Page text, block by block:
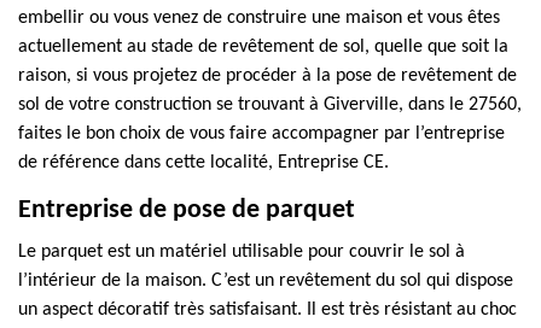
embellir ou vous venez de construire une maison et vous êtes
actuellement au stade de revêtement de sol, quelle que soit la
raison, si vous projetez de procéder à la pose de revêtement de
sol de votre construction se trouvant à Giverville, dans le 27560,
faites le bon choix de vous faire accompagner par l’entreprise
de référence dans cette localité, Entreprise CE.
Entreprise de pose de parquet
Le parquet est un matériel utilisable pour couvrir le sol à
l’intérieur de la maison. C’est un revêtement du sol qui dispose
un aspect décoratif très satisfaisant. Il est très résistant au choc